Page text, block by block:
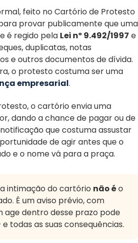
feito no Cartório de Protesto
provar publicamente que uma
é regido pela Lei nº 9.492/1997 e
duplicatas, notas
e outros documentos de dívida.
o protesto costuma ser uma
empresarial.
o cartório envia uma
dando a chance de pagar ou de
que costuma assustar
de agir antes que o
e o nome vá para a praça.
a intimação do cartório não éo
É um aviso prévio, com
age dentro desse prazo pode
todas as suas consequências.